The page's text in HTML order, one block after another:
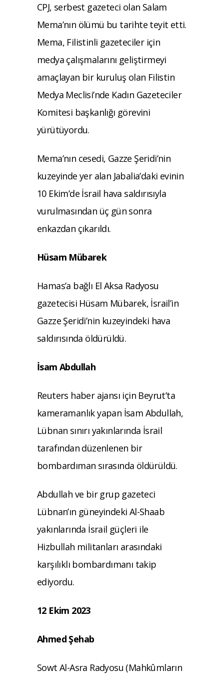
CPJ, serbest gazeteci olan Salam
Mema’nın ölümü bu tarihte teyit etti.
Mema, Filistinli gazeteciler için
medya çalışmalarını geliştirmeyi
amaçlayan bir kuruluş olan Filistin
Medya Meclisi’nde Kadın Gazeteciler
Komitesi başkanlığı görevini
yürütüyordu.
Mema’nın cesedi, Gazze Şeridi’nin
kuzeyinde yer alan Jabalia’daki evinin
10 Ekim’de İsrail hava saldırısıyla
vurulmasından üç gün sonra
enkazdan çıkarıldı.
Hüsam Mübarek
Hamas’a bağlı El Aksa Radyosu
gazetecisi Hüsam Mübarek, İsrail’in
Gazze Şeridi’nin kuzeyindeki hava
saldırısında öldürüldü.
İsam Abdullah
Reuters haber ajansı için Beyrut’ta
kameramanlık yapan İsam Abdullah,
Lübnan sınırı yakınlarında İsrail
tarafından düzenlenen bir
bombardıman sırasında öldürüldü.
Abdullah ve bir grup gazeteci
Lübnan’ın güneyindeki Al-Shaab
yakınlarında İsrail güçleri ile
Hizbullah militanları arasındaki
karşılıklı bombardımanı takip
ediyordu.
12 Ekim 2023
Ahmed Şehab
Sowt Al-Asra Radyosu (Mahkûmların